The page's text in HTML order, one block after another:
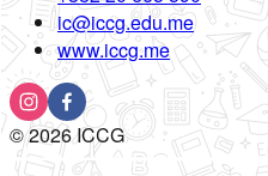
ic@iccg.edu.me
www.iccg.me
©2026ICCG